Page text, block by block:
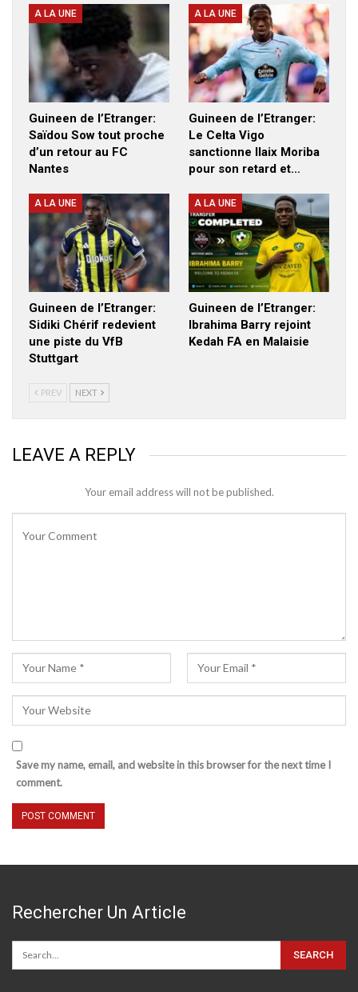
A LA UNE
Guineen de l’Etranger:
Saïdou Sow tout proche
d’un retour au FC
Nantes
A LA UNE
Guineen de l’Etranger:
Le Celta Vigo
sanctionne Ilaix Moriba
pour son retard et…
A LA UNE
Guineen de l’Etranger:
Sidiki Chérif redevient
une piste du VfB
Stuttgart
A LA UNE
Guineen de l’Etranger:
Ibrahima Barry rejoint
Kedah FA en Malaisie
PREV NEXT
LEAVE A REPLY
Your email address will not be published.
Save my name, email, and website in this browser for the next time I
comment.
Rechercher Un Article